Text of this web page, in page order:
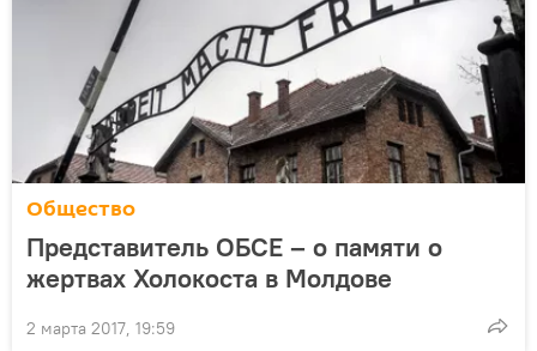
Общество
Представитель ОБСЕ – о памяти о
жертвах Холокоста в Молдове
2 марта 2017, 19:59